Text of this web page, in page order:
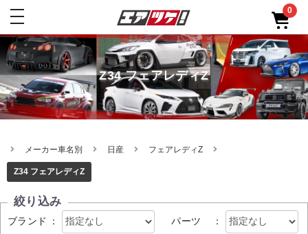
toggle
0
Z34 フェアレディZ
メーカー車名別 日産 フェアレディZ
Z34 フェアレディZ
絞り込み
ブランド ： パーツ ：